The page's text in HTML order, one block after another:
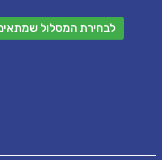
לבחירת המסלול